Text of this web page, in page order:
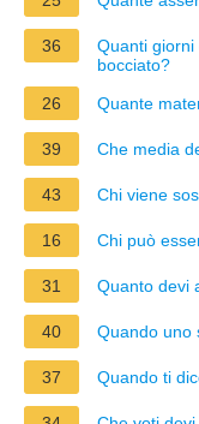
36
Quanti
bocciato?
26
Quante
39 Che media
43 Chi viene
16 Chi può
31 Quanto devi
40 Quando uno
37 Quando ti